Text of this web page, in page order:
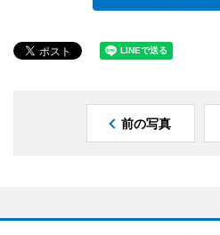
前の写真